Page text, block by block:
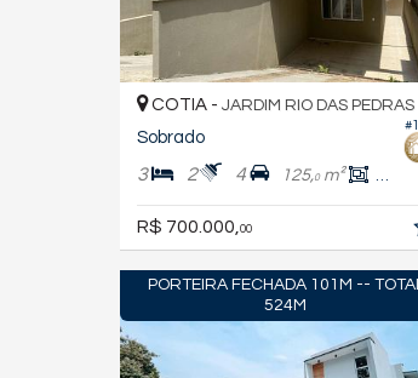
COTIA - JARDIM RIO DAS PEDRAS
Sobrado
3 2 4 125,0m² 119,
R$ 700.000,00
PORTEIRA FECHADA 101M --
524M